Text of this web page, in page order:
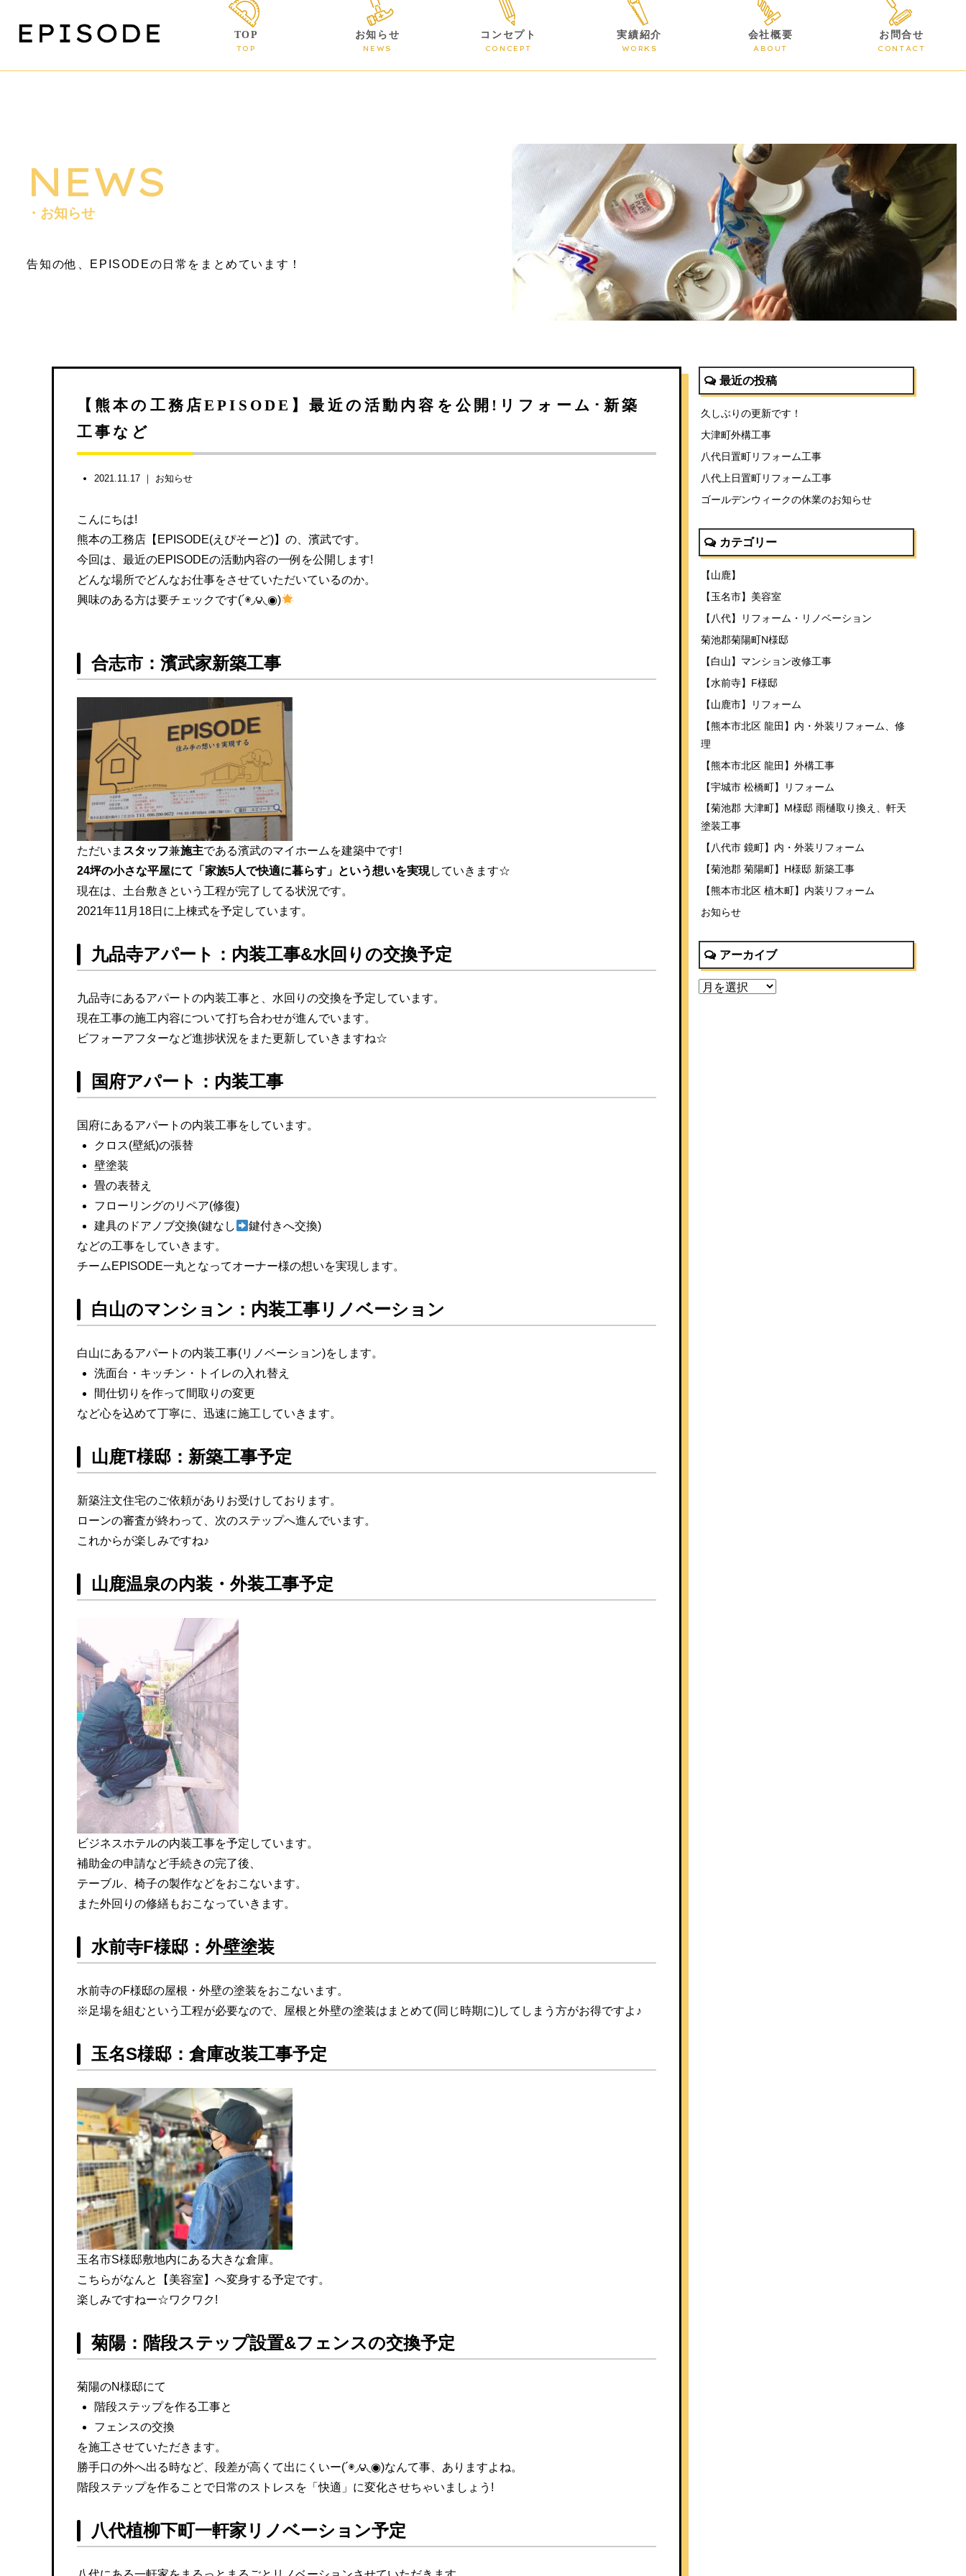
TOP
TOP
お知らせ
NEWS
コンセプト
CONCEPT
実績紹介
WORKS
会社概要
ABOUT
お問合せ
CONTACT
NEWS
・お知らせ
告知の他、EPISODEの日常をまとめています！
【熊本の工務店EPISODE】最近の活動内容を公開!リフォーム･新築
工事など
2021.11.17 ｜ お知らせ
こんにちは!
熊本の工務店【EPISODE(えぴそーど)】の、濱武です。
今回は、最近のEPISODEの活動内容の一例を公開します!
どんな場所でどんなお仕事をさせていただいているのか。
興味のある方は要チェックです(´◉◞౪◟◉)
合志市：濱武家新築工事
ただいま スタッフ兼施主である濱武のマイホームを建築中です!
24坪の小さな平屋にて「家族5人で快適に暮らす」という想いを実現していきます☆
現在は、土台敷きという工程が完了してる状況です。
2021年11月18日に上棟式を予定しています。
九品寺アパート：内装工事&水回りの交換予定
九品寺にあるアパートの内装工事と、水回りの交換を予定しています。
現在工事の施工内容について打ち合わせが進んでいます。
ビフォーアフターなど進捗状況をまた更新していきますね☆
国府アパート：内装工事
国府にあるアパートの内装工事をしています。
クロス(壁紙)の張替
壁塗装
畳の表替え
フローリングのリペア(修復)
建具のドアノブ交換(鍵なし
鍵付きへ交換)
などの工事をしていきます。
チームEPISODE一丸となってオーナー様の想いを実現します。
白山のマンション：内装工事リノベーション
白山にあるアパートの内装工事(リノベーション)をします。
洗面台・キッチン・トイレの入れ替え
間仕切りを作って間取りの変更
など心を込めて丁寧に、迅速に施工していきます。
山鹿T様邸：新築工事予定
新築注文住宅のご依頼がありお受けしております。
ローンの審査が終わって、次のステップへ進んでいます。
これからが楽しみですね♪
山鹿温泉の内装・外装工事予定
ビジネスホテルの内装工事を予定しています。
補助金の申請など手続きの完了後、
テーブル、椅子の製作などをおこないます。
また外回りの修繕もおこなっていきます。
水前寺F様邸：外壁塗装
水前寺のF様邸の屋根・外壁の塗装をおこないます。
※足場を組むという工程が必要なので、屋根と外壁の塗装はまとめて(同じ時期に)してしまう方がお得ですよ♪
玉名S様邸：倉庫改装工事予定
玉名市S様邸敷地内にある大きな倉庫。
こちらがなんと【美容室】へ変身する予定です。
楽しみですねー☆ワクワク!
菊陽：階段ステップ設置&フェンスの交換予定
菊陽のN様邸にて
階段ステップを作る工事と
フェンスの交換
を施工させていただきます。
勝手口の外へ出る時など、段差が高くて出にくいー(´◉◞౪◟◉)なんて事、ありますよね。
階段ステップを作ることで日常のストレスを「快適」に変化させちゃいましょう!
八代植柳下町一軒家リノベーション予定
最近の投稿
久しぶりの更新です！
大津町外構工事
八代日置町リフォーム工事
八代上日置町リフォーム工事
ゴールデンウィークの休業のお知らせ
カテゴリー
【山鹿】
【玉名市】美容室
【八代】リフォーム・リノベーション
菊池郡菊陽町N様邸
【白山】マンション改修工事
【水前寺】F様邸
【山鹿市】リフォーム
【熊本市北区 龍田】内・外装リフォーム、修
理
【熊本市北区 龍田】外構工事
【宇城市 松橋町】リフォーム
【菊池郡 大津町】M様邸 雨樋取り換え、軒天
塗装工事
【八代市 鏡町】内・外装リフォーム
【菊池郡 菊陽町】H様邸 新築工事
【熊本市北区 植木町】内装リフォーム
お知らせ
アーカイブ